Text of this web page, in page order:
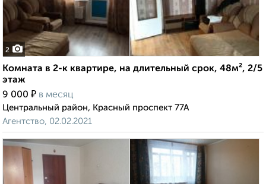
2
Комната в 2-к квартире, на длительный срок, 48м², 2/5
этаж
9 000 ₽ в месяц
Центральный район, Красный проспект 77А
Агентство, 02.02.2021